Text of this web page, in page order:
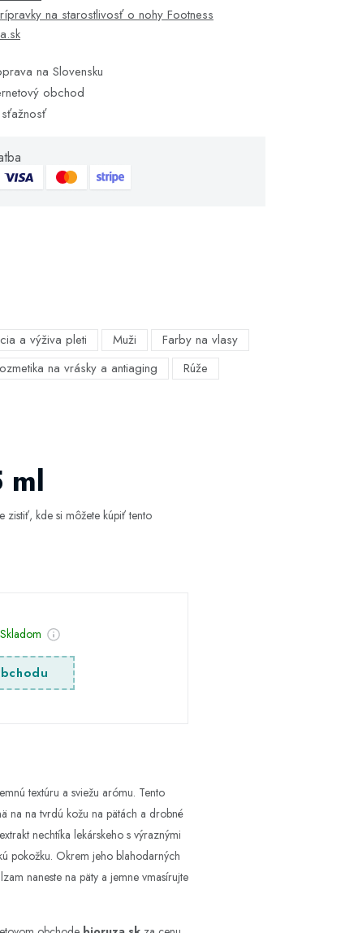
na starostlivosť o nohy Footness
na Slovensku
obchod
a výživa pleti Muži
Farby na vlasy
na vrásky a antiaging
Rúže
ml
zistiť, kde si môžete kúpiť tento
Skladom
textúru a sviežu arómu. Tento
na na tvrdú kožu na pätách a drobné
nechtíka lekárskeho s výraznými
pokožku. Okrem jeho blahodarných
naneste na päty a jemne vmasírujte